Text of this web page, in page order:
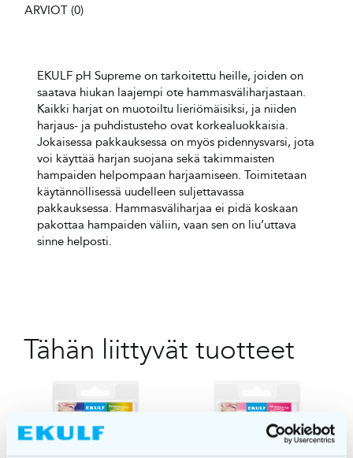
ARVIOT (0)
EKULF pH Supreme on tarkoitettu heille, joiden on
saatava hiukan laajempi ote hammasväliharjastaan.
Kaikki harjat on muotoiltu lieriömäisiksi, ja niiden
harjaus- ja puhdistusteho ovat korkealuokkaisia.
Jokaisessa pakkauksessa on myös pidennysvarsi, jota
voi käyttää harjan suojana sekä takimmaisten
hampaiden helpompaan harjaamiseen. Toimitetaan
käytännöllisessä uudelleen suljettavassa
pakkauksessa. Hammasväliharjaa ei pidä koskaan
pakottaa hampaiden väliin, vaan sen on liu’uttava
sinne helposti.
Tähän liittyvät tuotteet